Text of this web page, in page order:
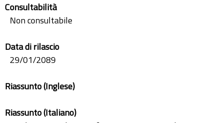
Consultabilità
Non consultabile
Data di rilascio
29/01/2089
Riassunto (Inglese)
Riassunto (Italiano)